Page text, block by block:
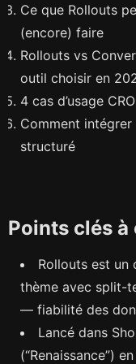
Ce que Rollouts
(encore) faire
Rollouts vs
outil choisir en
4 cas d’usage
Comment intégrer
structuré
Points clés
Rollouts est un
thème avec split-
— fiabilité des
Lancé dans
(“Renaissance”)